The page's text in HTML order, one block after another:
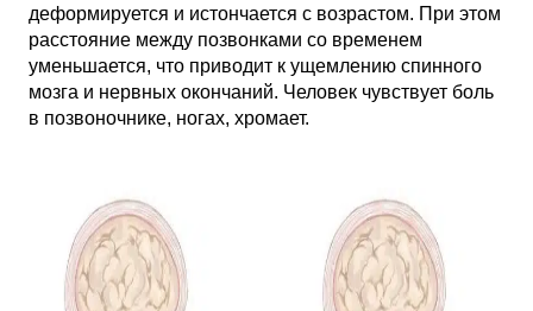
деформируется и истончается с возрастом. При этом
расстояние между позвонками со временем
уменьшается, что приводит к ущемлению спинного
мозга и нервных окончаний. Человек чувствует боль
в позвоночнике, ногах, хромает.